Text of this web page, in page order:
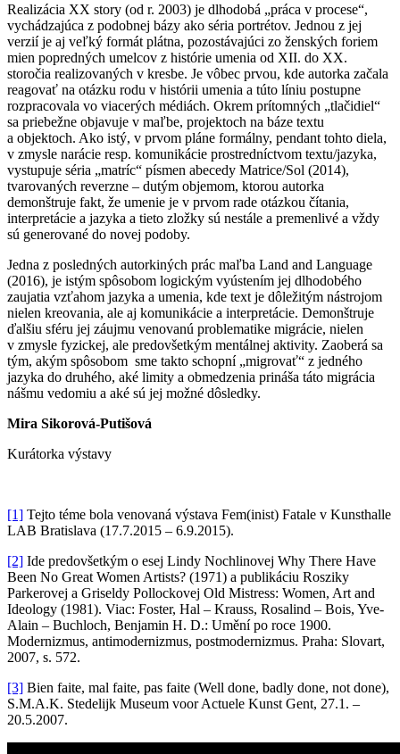
Realizácia XX story (od r. 2003) je dlhodobá „práca v procese“,
vychádzajúca z podobnej bázy ako séria portrétov. Jednou z jej
verzií je aj veľký formát plátna, pozostávajúci zo ženských foriem
mien popredných umelcov z histórie umenia od XII. do XX.
storočia realizovaných v kresbe. Je vôbec prvou, kde autorka začala
reagovať na otázku rodu v histórii umenia a túto líniu postupne
rozpracovala vo viacerých médiách. Okrem prítomných „tlačidiel“
sa priebežne objavuje v maľbe, projektoch na báze textu
a objektoch. Ako istý, v prvom pláne formálny, pendant tohto diela,
v zmysle narácie resp. komunikácie prostredníctvom textu/jazyka,
vystupuje séria „matríc“ písmen abecedy Matrice/Sol (2014),
tvarovaných reverzne – dutým objemom, ktorou autorka
demonštruje fakt, že umenie je v prvom rade otázkou čítania,
interpretácie a jazyka a tieto zložky sú nestále a premenlivé a vždy
sú generované do novej podoby.
Jedna z posledných autorkiných prác maľba Land and Language
(2016), je istým spôsobom logickým vyústením jej dlhodobého
zaujatia vzťahom jazyka a umenia, kde text je dôležitým nástrojom
nielen kreovania, ale aj komunikácie a interpretácie. Demonštruje
ďalšiu sféru jej záujmu venovanú problematike migrácie, nielen
v zmysle fyzickej, ale predovšetkým mentálnej aktivity. Zaoberá sa
tým, akým spôsobom sme takto schopní „migrovať“ z jedného
jazyka do druhého, aké limity a obmedzenia prináša táto migrácia
nášmu vedomiu a aké sú jej možné dôsledky.
Mira Sikorová-Putišová
Kurátorka výstavy
[1] Tejto téme bola venovaná výstava Fem(inist) Fatale v Kunsthalle
LAB Bratislava (17.7.2015 – 6.9.2015).
[2] Ide predovšetkým o esej Lindy Nochlinovej Why There Have
Been No Great Women Artists? (1971) a publikáciu Rosziky
Parkerovej a Griseldy Pollockovej Old Mistress: Women, Art and
Ideology (1981). Viac: Foster, Hal – Krauss, Rosalind – Bois, Yve-
Alain – Buchloch, Benjamin H. D.: Umění po roce 1900.
Modernizmus, antimodernizmus, postmodernizmus. Praha: Slovart,
2007, s. 572.
[3] Bien faite, mal faite, pas faite (Well done, badly done, not done),
S.M.A.K. Stedelijk Museum voor Actuele Kunst Gent, 27.1. –
20.5.2007.